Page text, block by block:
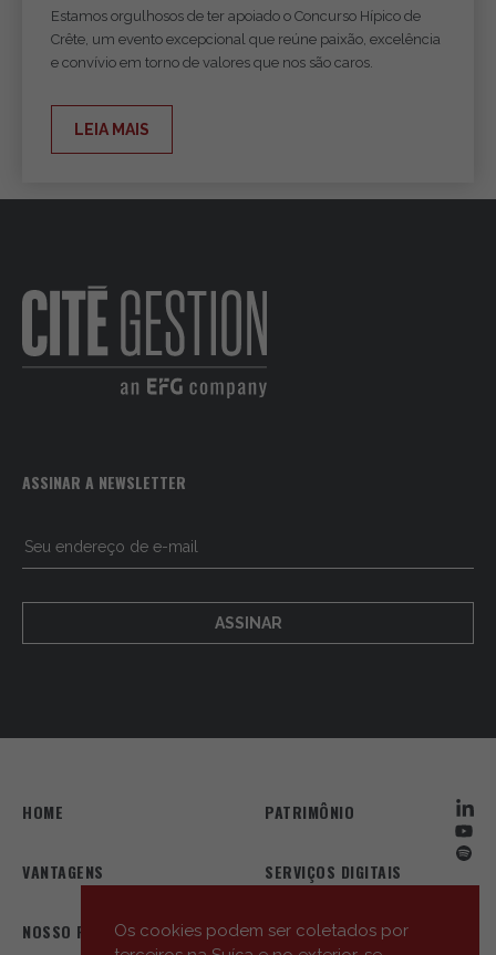
Os cookies podem ser coletados por
Estamos orgulhosos de ter apoiado o Concurso Hípico de
Crête, um evento excepcional que reúne paixão, excelência
e convívio em torno de valores que nos são caros.
LEIA MAIS
ASSINAR A NEWSLETTER
ASSINAR
HOME PATRIMÔNIO
VANTAGENS SERVIÇOS DIGITAIS
NOSSO PERFIL NOSSA EQUIPE